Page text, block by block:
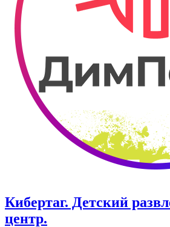
Кибертаг. Детский
центр.